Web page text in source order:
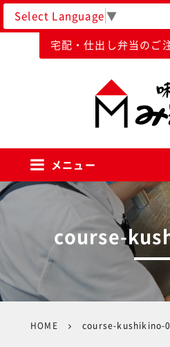
Select Language▼
宅配・仕出し弁当のご
メニュー
course-
HOME course-kushikino-